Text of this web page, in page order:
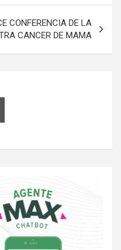
CONFERENCIA DE LA
CANCER DE MAMA